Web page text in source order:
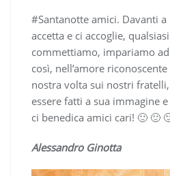
#Santanotte amici. Davanti a
accetta e ci accoglie,
commettiamo, impariamo
così, nell’amore
nostra volta sui nostri
essere fatti a sua immagine
ci benedica amici cari! 🙂 🙂
Alessandro Ginotta